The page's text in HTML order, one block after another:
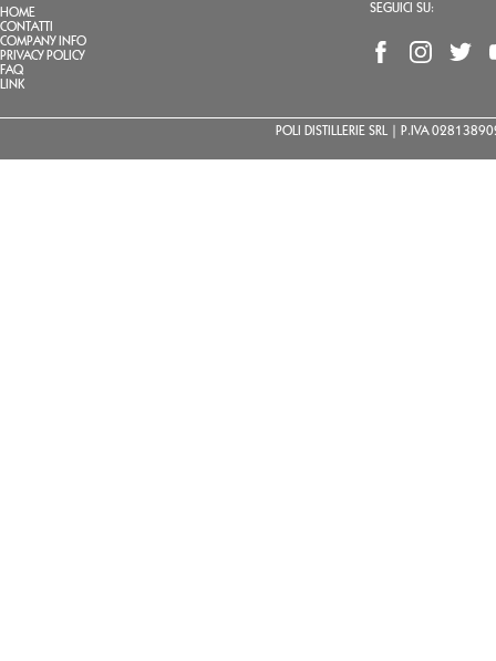
HOME
CONTATTI
COMPANY INFO
PRIVACY POLICY
FAQ
LINK
SEGUICI SU:
POLI DISTILLERIE SRL | P.IVA